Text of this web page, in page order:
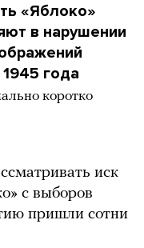
«Яблоко»
в нарушении
года
коротко
иск
с выборов
пришли сотни